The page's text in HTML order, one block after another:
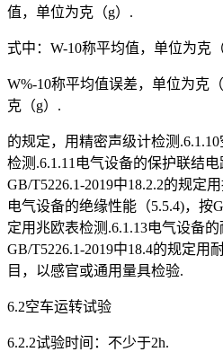
值，单位为克（g）.
式中：W-10称平均值，单位为克（
W%-10称平均值误差，单位为克
克（g）.
的规定，用精密声级计检测
检测.6.1.11电气设备的保护联结
GB/T5226.1-2019中18.2.2的规定
电气设备的绝缘性能（5.5.4)，按
定用兆欧表检测.6.1.13电气设备
GB/T5226.1-2019中18.4的规定用
目，以感官或通用量具检验.
6.2空车运转试验
6.2.2试验时间：不少于2h.